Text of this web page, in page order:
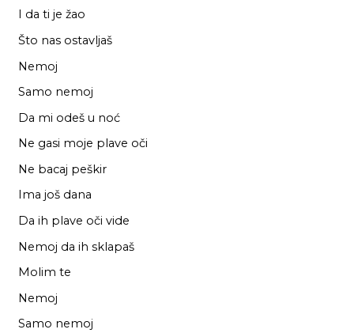
I da ti je žao
Što nas ostavljaš
Nemoj
Samo nemoj
Da mi odeš u noć
Ne gasi moje plave oči
Ne bacaj peškir
Ima još dana
Da ih plave oči vide
Nemoj da ih sklapaš
Molim te
Nemoj
Samo nemoj